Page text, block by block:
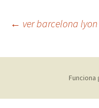
de
← ver barcelona
Funciona